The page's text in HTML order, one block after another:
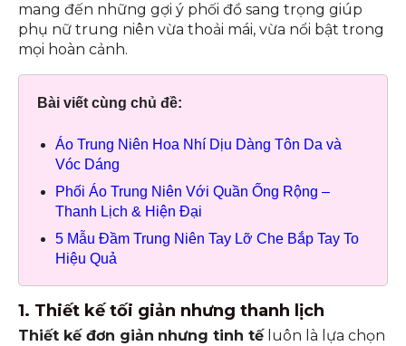
mang đến những gợi ý phối đồ sang trọng giúp
phụ nữ trung niên vừa thoải mái, vừa nổi bật trong
mọi hoàn cảnh.
Bài viết cùng chủ đề:
Áo Trung Niên Hoa Nhí Dịu Dàng Tôn Da và
Vóc Dáng
Phối Áo Trung Niên Với Quần Ống Rộng –
Thanh Lịch & Hiện Đại
5 Mẫu Đầm Trung Niên Tay Lỡ Che Bắp Tay To
Hiệu Quả
1. Thiết kế tối giản nhưng thanh lịch
Thiết kế đơn giản nhưng tinh tế luôn là lựa chọn